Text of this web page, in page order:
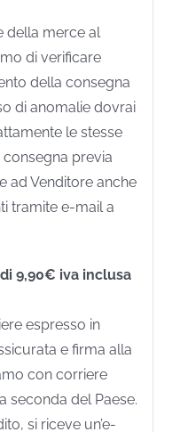
della merce al
di verificare
della consegna
di anomalie dovrai
le stesse
previa
ad Venditore anche
tramite e-mail a
9,90€ iva inclusa
espresso in
e firma alla
con corriere
seconda del Paese.
si riceve un’e-